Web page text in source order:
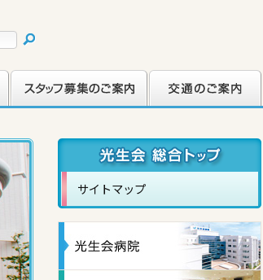
スタッフ募集のご案内 交通のご案内
サイトマップ